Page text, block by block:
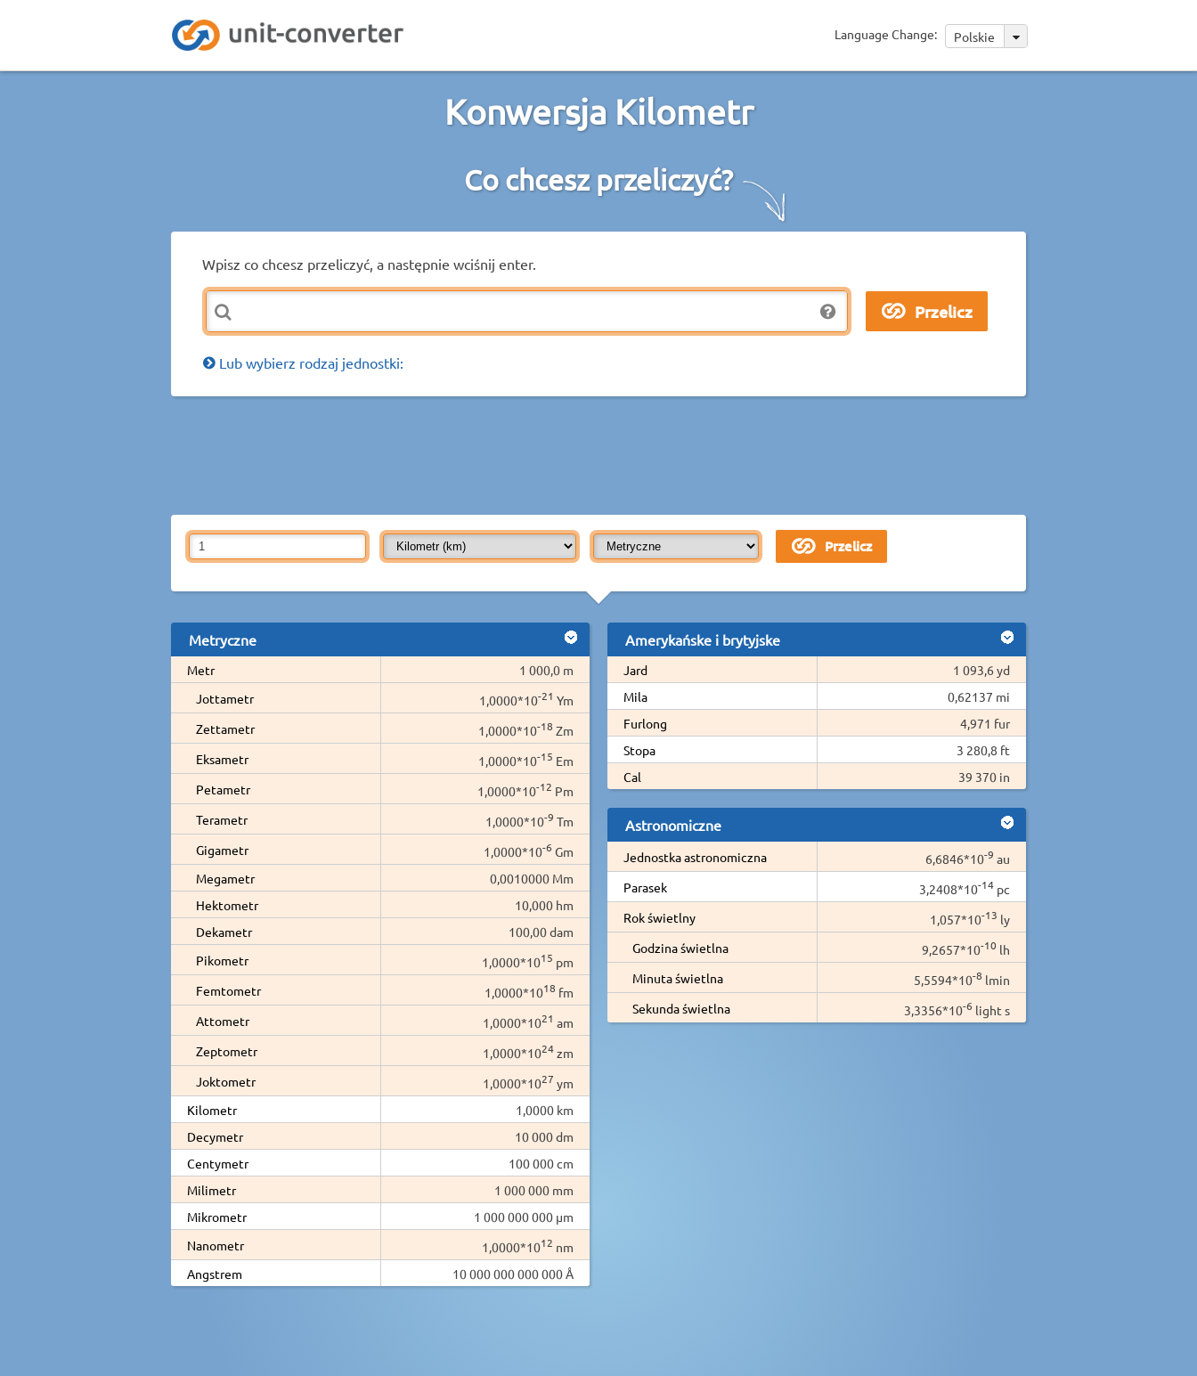
Language Change: Polskie
Konwersja Kilometr
Co chcesz przeliczyć?
Wpisz co chcesz przeliczyć, a następnie wciśnij enter.
Lub wybierz rodzaj jednostki:
Metryczne
Metr
1 000,0 m
Jottametr
1,0000*10-21 Ym
Zettametr
1,0000*10-18 Zm
Eksametr
1,0000*10-15 Em
Petametr
1,0000*10-12 Pm
Terametr
1,0000*10-9 Tm
Gigametr
1,0000*10-6 Gm
Megametr
0,0010000 Mm
Hektometr
10,000 hm
Dekametr
100,00 dam
Pikometr
1,0000*1015 pm
Femtometr
1,0000*1018 fm
Attometr
1,0000*1021 am
Zeptometr
1,0000*1024zm
Joktometr
1,0000*1027 ym
Kilometr
1,0000 km
Decymetr
10 000 dm
Centymetr
100 000 cm
Milimetr
1 000 000 mm
Mikrometr
1 000 000 000 µm
Nanometr
1,0000*1012 nm
Angstrem
10 000 000 000 000 Å
Amerykańske i brytyjske
Jard
1 093,6 yd
Mila
0,62137 mi
Furlong
4,971 fur
Stopa
3 280,8 ft
Cal
39 370 in
Astronomiczne
Jednostka astronomiczna 6,6846*10-9 au
Parasek
3,2408*10-14pc
Rok świetlny
1,057*10-13 ly
Godzina świetlna
9,2657*10-10 lh
Minuta świetlna
5,5594*10-8 lmin
Sekunda świetlna
3,3356*10-6 light s